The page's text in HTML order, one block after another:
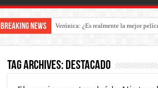
Breaking News Verónica: ¿Es realmente la mejor
Tag Archives: destacado